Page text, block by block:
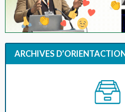
ARCHIVES